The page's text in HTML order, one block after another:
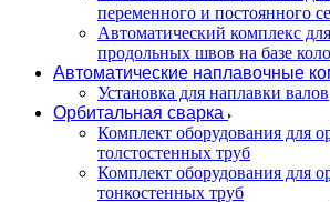
переменного и постоянного
Автоматический комплекс
продольных швов на базе
Автоматические наплавочные
Установка для наплавки валов
Орбитальная сварка
Комплект оборудования для
толстостенных труб
Комплект оборудования для
тонкостенных труб